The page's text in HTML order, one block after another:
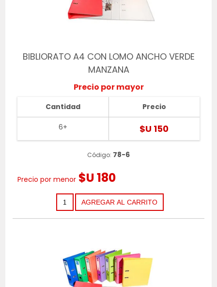
BIBLIORATO A4 CON LOMO ANCHO VERDE
MANZANA
Precio por mayor
Cantidad
6+
Precio
$U 150
Código: 78-6
Precio por menor $U 180